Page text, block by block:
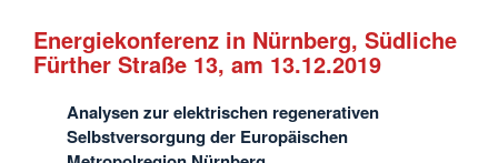
Energiekonferenz in Nürnberg, Südliche
Fürther Straße 13, am 13.12.2019
Analysen zur elektrischen regenerativen
Selbstversorgung der Europäischen